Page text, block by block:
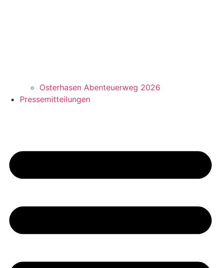
Osterhasen Abenteuerweg 2026
Pressemitteilungen